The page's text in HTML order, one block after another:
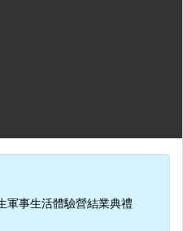
軍事生活體驗營結業典禮